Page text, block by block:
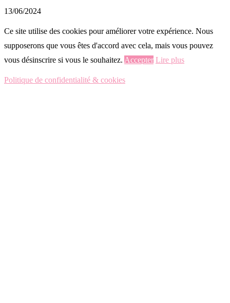
13/06/2024
Ce site utilise des cookies pour améliorer votre expérience. Nous
supposerons que vous êtes d'accord avec cela, mais vous pouvez
vous désinscrire si vous le souhaitez. Accepter Lire plus
Politique de confidentialité & cookies